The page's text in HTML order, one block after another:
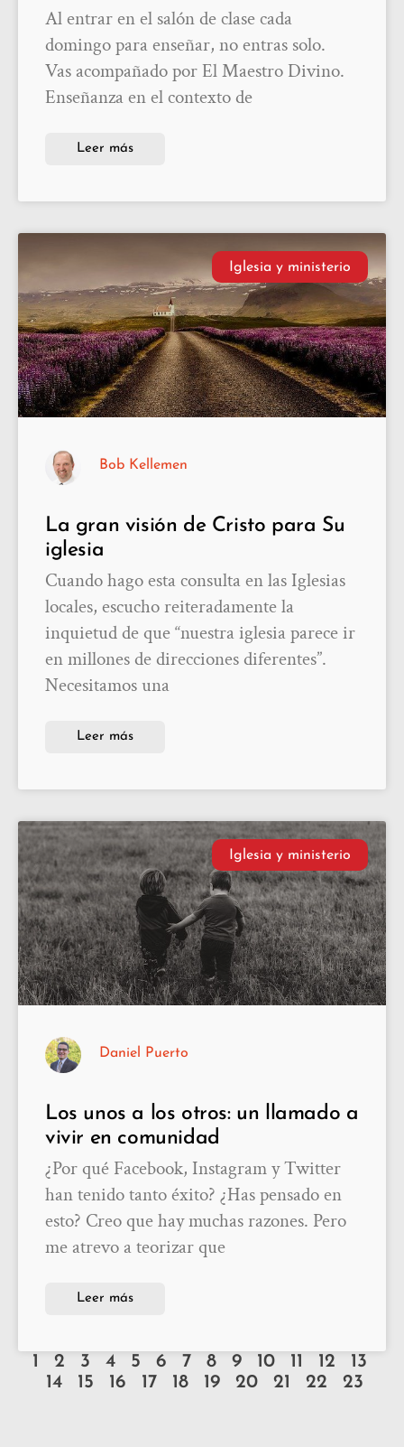
Al entrar en el salón de clase cada
domingo para enseñar, no entras solo.
Vas acompañado por El Maestro Divino.
Enseñanza en el contexto de
Leer más
Iglesia y ministerio
La gran visión de Cristo para Su
iglesia
Cuando hago esta consulta en las Iglesias
locales, escucho reiteradamente la
inquietud de que “nuestra iglesia parece ir
en millones de direcciones diferentes”.
Necesitamos una
Leer más
Bob Kellemen
Iglesia y ministerio
Los unos a los otros: un llamado a
vivir en comunidad
¿Por qué Facebook, Instagram y Twitter
han tenido tanto éxito? ¿Has pensado en
esto? Creo que hay muchas razones. Pero
me atrevo a teorizar que
Leer más
Daniel Puerto
1 2 3 4 5 6 7 8 9 10 11 12
13
14
15 16 17 18 19 20 21 22 23